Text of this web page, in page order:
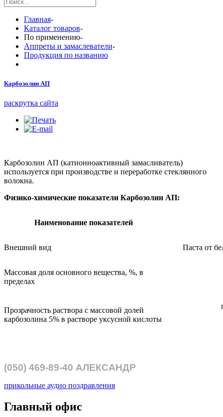
Главная-
Каталог товаров-
По применению-
Аппреты и замаслеватели-
Продукция по названию
Карбозолин АП
раскрутка сайта
Карбозолин АП (катионноактивный замасливатель)
используется при производстве и переработке стеклянного
волокна.
Физико-химические показатели Карбозолин АП:
Наименование показателей
Внешний вид Паста от
Массовая доля основного вещества, %, в
пределах
Прозрачность раствора с массовой долей
карбозолина 5% в растворе уксусной кислоты
(050) 469-89-40 АЛЕКСАНДР
прикольные аудио поздравления
Главный офис